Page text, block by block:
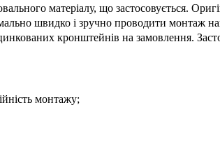
матеріалу, що застосовується.
швидко і зручно проводити монтаж
кронштейнів на замовлення.
монтажу;